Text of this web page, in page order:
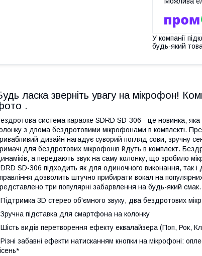
У компанії
будь-який
ласка зверніть увагу на мікрофон!
.
система караоке SDRD SD-306 - це новинка, яка
з двома бездротовими мікрофонами в комплекті.
дизайн нагадує суворий погляд сови, зручну
для бездротових мікрофонів йдуть в комплект.
а передають звук на саму колонку, що зробило
SD-306 підходить як для одиночного виконання, так і
дозволить штучно прибирати вокал на
три популярні забарвлення на будь-який смак.
3D стерео об'ємного звуку, два бездротових
підставка для смартфона на колонку
видів перетворення ефекту еквалайзера (Поп, Рок,
забавні ефекти натисканням кнопки на мікрофоні: